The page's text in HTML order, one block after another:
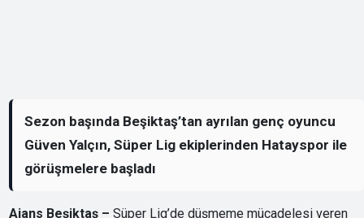
Sezon başında Beşiktaş’tan ayrılan genç oyuncu
Güven Yalçın, Süper Lig ekiplerinden Hatayspor ile
görüşmelere başladı
Ajans Beşiktaş –Süper Lig’de düşmeme mücadelesi veren